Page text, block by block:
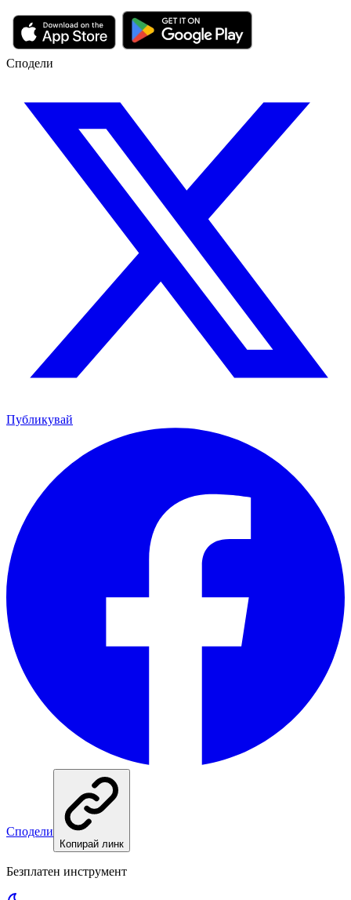
Сподели
Публикувай
Сподели
Копирай линк
Безплатен инструмент